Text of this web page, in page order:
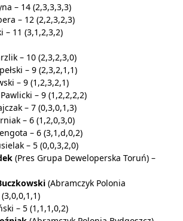
– 14 (2,3,3,3,3)
– 12 (2,2,3,2,3)
– 11 (3,1,2,3,2)
– 10 (2,3,2,3,0)
– 9 (2,3,2,1,1)
– 9 (1,2,3,2,1)
– 9 (1,2,2,2,2)
– 7 (0,3,0,1,3)
– 6 (1,2,0,3,0)
– 6 (3,1,d,0,2)
– 5 (0,0,3,2,0)
(Pres Grupa Deweloperska Toruń) –
(Abramczyk Polonia
– 5 (1,1,1,0,2)